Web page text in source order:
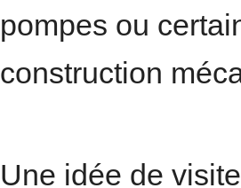
pompes ou
construction
Une idée de